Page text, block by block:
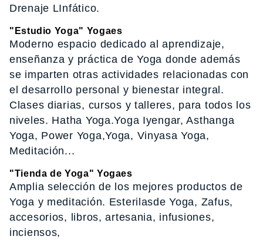
Drenaje LInfático.
"Estudio Yoga" Yogaes
Moderno espacio dedicado al aprendizaje,
enseñanza y práctica de Yoga donde además
se imparten otras actividades relacionadas con
el desarrollo personal y bienestar integral.
Clases diarias, cursos y talleres, para todos los
niveles. Hatha Yoga.Yoga Iyengar, Asthanga
Yoga, Power Yoga,Yoga, Vinyasa Yoga,
Meditación...
"Tienda de Yoga" Yogaes
Amplia selección de los mejores productos de
Yoga y meditación. Esterilasde Yoga, Zafus,
accesorios, libros, artesania, infusiones,
inciensos,